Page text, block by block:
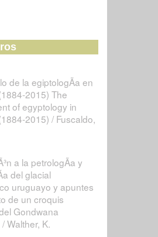
de la egiptologÃ­a en
2015) The
of egyptology in
2015) / Fuscaldo,
a la petrologÃ­a y
del glacial
uruguayo y apuntes
de un croquis
Gondwana
Walther, K.